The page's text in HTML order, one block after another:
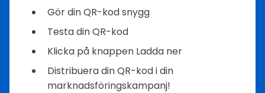
Gör din QR-kod snygg
Testa din QR-kod
Klicka på knappen Ladda ner
Distribuera din QR-kod i din
marknadsföringskampanj!